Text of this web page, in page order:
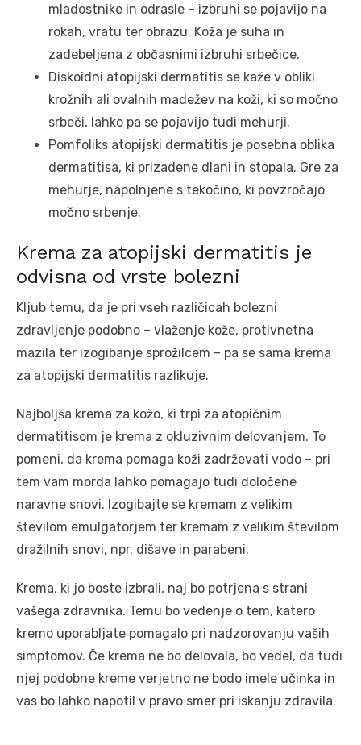
mladostnike in odrasle – izbruhi se pojavijo na
rokah, vratu ter obrazu. Koža je suha in
zadebeljena z občasnimi izbruhi srbečice.
Diskoidni atopijski dermatitis se kaže v obliki
krožnih ali ovalnih madežev na koži, ki so močno
srbeči, lahko pa se pojavijo tudi mehurji.
Pomfoliks atopijski dermatitis je posebna oblika
dermatitisa, ki prizadene dlani in stopala. Gre za
mehurje, napolnjene s tekočino, ki povzročajo
močno srbenje.
Krema za atopijski dermatitis je
odvisna od vrste bolezni
Kljub temu, da je pri vseh različicah bolezni
zdravljenje podobno – vlaženje kože, protivnetna
mazila ter izogibanje sprožilcem – pa se sama krema
za atopijski dermatitis razlikuje.
Najboljša krema za kožo, ki trpi za atopičnim
dermatitisom je krema z okluzivnim delovanjem. To
pomeni, da krema pomaga koži zadrževati vodo – pri
tem vam morda lahko pomagajo tudi določene
naravne snovi. Izogibajte se kremam z velikim
številom emulgatorjem ter kremam z velikim številom
dražilnih snovi, npr. dišave in parabeni.
Krema, ki jo boste izbrali, naj bo potrjena s strani
vašega zdravnika. Temu bo vedenje o tem, katero
kremo uporabljate pomagalo pri nadzorovanju vaših
simptomov. Če krema ne bo delovala, bo vedel, da tudi
njej podobne kreme verjetno ne bodo imele učinka in
vas bo lahko napotil v pravo smer pri iskanju zdravila.